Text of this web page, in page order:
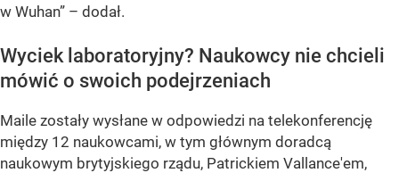
w Wuhan” – dodał.
Wyciek laboratoryjny? Naukowcy nie chcieli
mówić o swoich podejrzeniach
Maile zostały wysłane w odpowiedzi na telekonferencję
między 12 naukowcami, w tym głównym doradcą
naukowym brytyjskiego rządu, Patrickiem Vallance'em,